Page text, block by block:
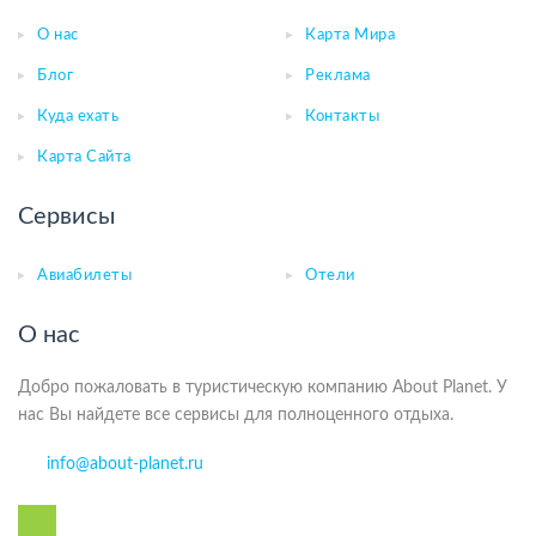
О нас Карта Мира
Блог Реклама
Куда ехать Контакты
Карта Сайта
Сервисы
Авиабилеты Отели
О нас
Добро пожаловать в туристическую компанию About Planet. У
нас Вы найдете все сервисы для полноценного отдыха.
info@about-planet.ru